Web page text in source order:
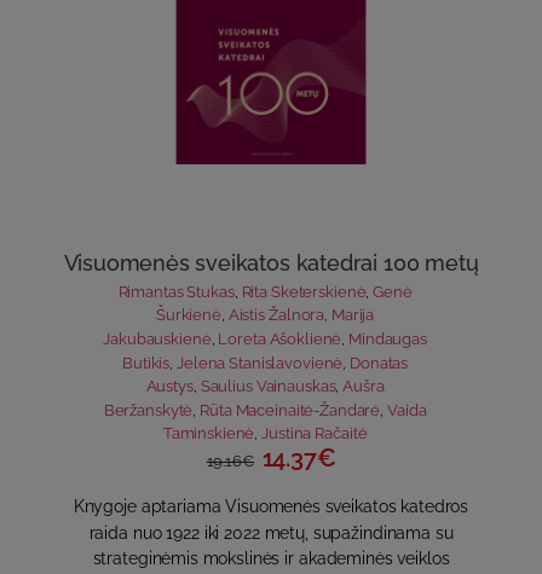
Visuomenės sveikatos katedrai 100 metų
Rimantas Stukas, Rita Sketerskienė ,Genė
Šurkienė, Aistis Žalnora, Marija
Jakubauskienė Loreta Ašoklienė Mindaugas
Butikis Jelena Stanislavovienė Donatas
Austys, Saulius Vainauskas,Aušra
Beržanskytė Rūta Maceinaitė-Žandarė ,Vaida
Taminskienė,Justina Račaitė
19.16€ 14.37€
Knygoje aptariama Visuomenės sveikatos katedros
raida nuo 1922 iki 2022 metų, supažindinama su
strateginėmis mokslinės ir akademinės veiklos